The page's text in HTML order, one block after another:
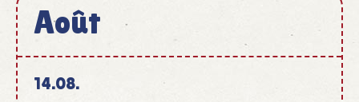
Août
August
14.08.